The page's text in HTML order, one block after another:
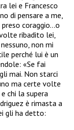
lei e Francesco
di pensare a me,
coraggio…o
ribadito lei,
non mi
perché lui è un
«Se fai
mai. Non starci
ma certe volte
chi la supera
è rimasta a
gli ha detto: